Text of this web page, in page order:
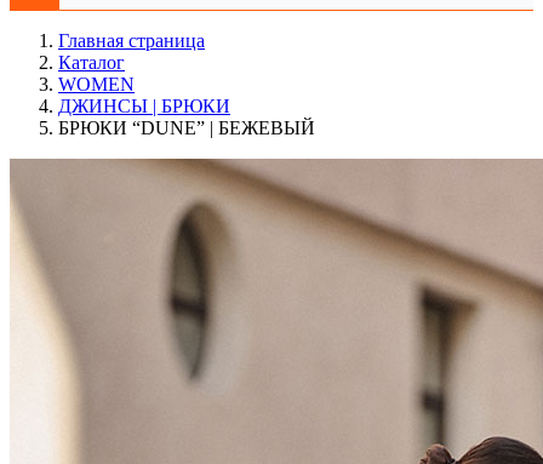
Главная страница
Каталог
WOMEN
ДЖИНСЫ | БРЮКИ
БРЮКИ “DUNE” | БЕЖЕВЫЙ